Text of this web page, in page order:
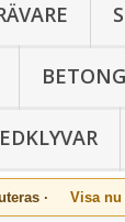
· Visa